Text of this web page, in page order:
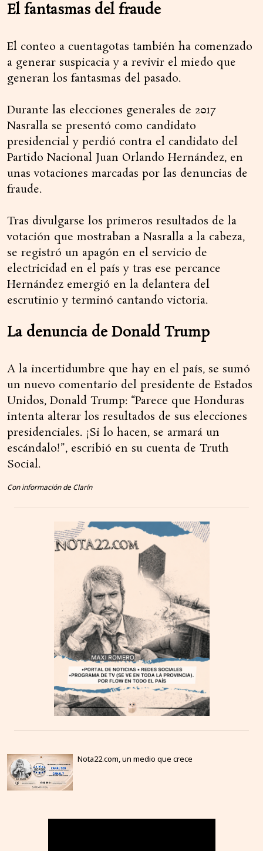
El fantasmas del fraude
El conteo a cuentagotas también ha comenzado
a generar suspicacia y a revivir el miedo que
generan los fantasmas del pasado.
Durante las elecciones generales de 2017
Nasralla se presentó como candidato
presidencial y perdió contra el candidato del
Partido Nacional Juan Orlando Hernández, en
unas votaciones marcadas por las denuncias de
fraude.
Tras divulgarse los primeros resultados de la
votación que mostraban a Nasralla a la cabeza,
se registró un apagón en el servicio de
electricidad en el país y tras ese percance
Hernández emergió en la delantera del
escrutinio y terminó cantando victoria.
La denuncia de Donald Trump
A la incertidumbre que hay en el país, se sumó
un nuevo comentario del presidente de Estados
Unidos, Donald Trump: “Parece que Honduras
intenta alterar los resultados de sus elecciones
presidenciales. ¡Si lo hacen, se armará un
escándalo!”, escribió en su cuenta de Truth
Social.
Con información de Clarín
Nota22.com, un medio que crece